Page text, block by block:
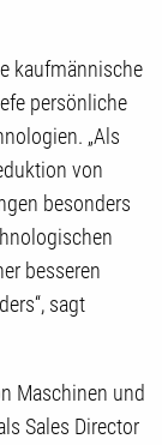
kaufmännische
persönliche
„Als
von
besonders
besseren
sagt
Maschinen und
Sales Director